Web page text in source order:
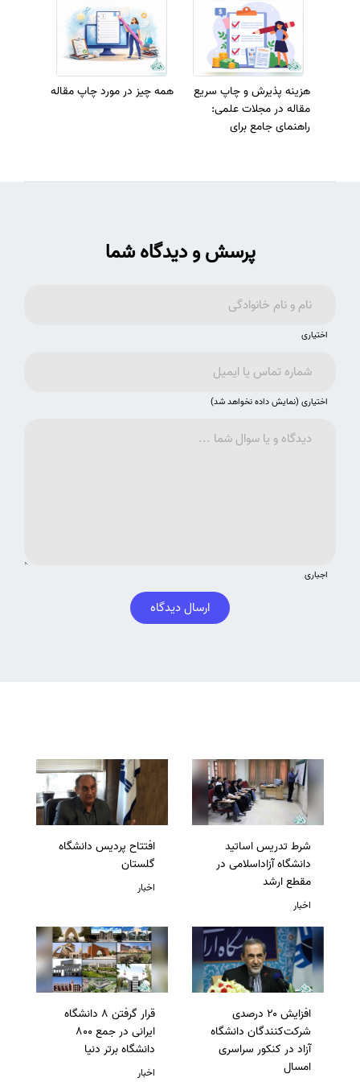
هزینه پذیرش و چاپ سریع
مقاله در مجلات علمی:
راهنمای جامع برای
همه چیز در مورد چاپ مقاله
پرسش و دیدگاه شما
اختیاری
اختیاری (نمایش داده نخواهد شد)
اجباری
ارسال دیدگاه
شرط تدریس اساتید
دانشگاه آزاداسلامی در
مقطع ارشد
اخبار
افتتاح پردیس دانشگاه
گلستان
اخبار
افزایش ۲۰ درصدی
شرکت‌کنندگان دانشگاه
آزاد در کنکور سراسری
امسال
قرار گرفتن 8 دانشگاه
ایرانی در جمع 800
دانشگاه برتر دنیا
اخبار